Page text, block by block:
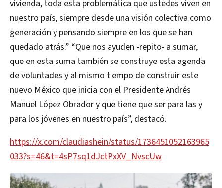
vivienda, toda esta problemática que ustedes viven en
nuestro país, siempre desde una visión colectiva como
generación y pensando siempre en los que se han
quedado atrás.” “Que nos ayuden -repito- a sumar,
que en esta suma también se construye esta agenda
de voluntades y al mismo tiempo de construir este
nuevo México que inicia con el Presidente Andrés
Manuel López Obrador y que tiene que ser para las y
para los jóvenes en nuestro país”, destacó.
https://x.com/claudiashein/status/1736451052163965
033?s=46&t=4sP7sq1dJctPxXV_NvscUw